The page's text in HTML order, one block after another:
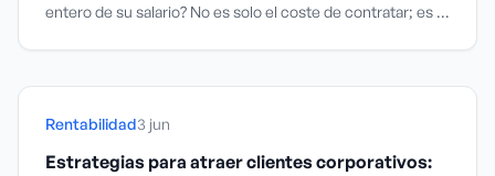
entero de su salario? No es solo el coste de contratar; es el
rentabilidad.
Rentabilidad3 jun
Estrategias para atraer clientes corporativos: